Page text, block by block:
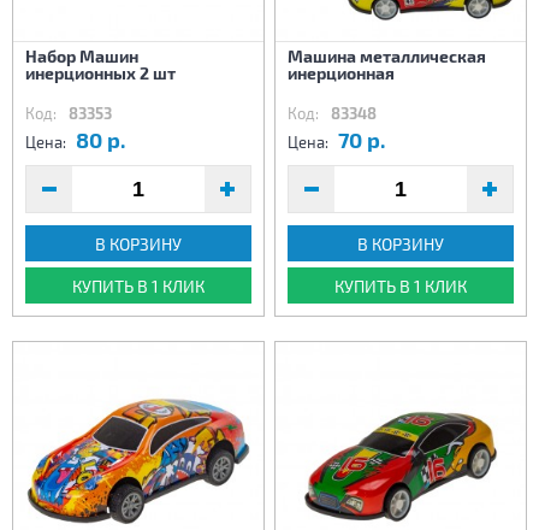
Набор Машин
инерционных 2 шт
Код: 83353
Цена: 80 р.
В КОРЗИНУ
КУПИТЬ В 1 КЛИК
Машина металлическая
инерционная
Код: 83348
Цена: 70 р.
В КОРЗИНУ
КУПИТЬ В 1 КЛИК